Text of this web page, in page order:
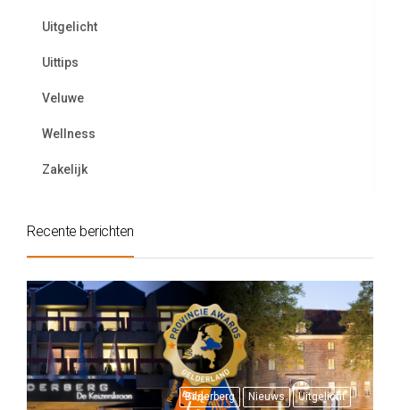
Uitgelicht
Uittips
Veluwe
Wellness
Zakelijk
Recente berichten
Bilderberg Nieuws Uitgelicht